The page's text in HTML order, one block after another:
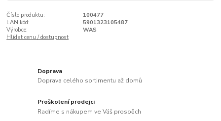
Číslo produktu:
100477
EAN kód:
5901323105487
Výrobce:
WAS
Hlídat cenu / dostupnost
Doprava
Doprava celého sortimentu až domů
Proškolení prodejci
Radíme s nákupem ve Váš prospěch